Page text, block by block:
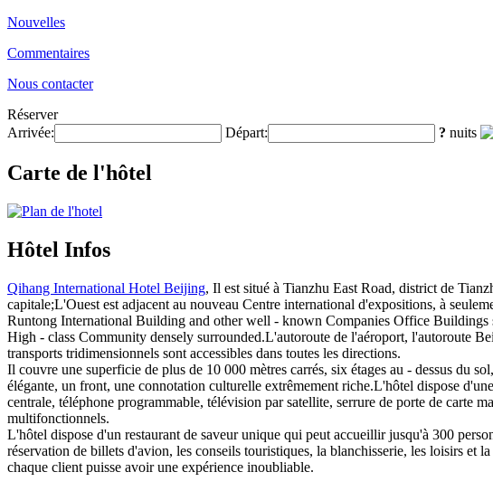
Nouvelles
Commentaires
Nous contacter
Réserver
Arrivée:
Départ: ? nuits
Carte de l'hôtel
Hôtel Infos
Qihang International Hotel Beijing, Il est situé à Tianzhu East Road, district de
capitale;L'Ouest est adjacent au nouveau Centre international d'expositions, à
Runtong International Building and other well - known Companies Office
High - class Community densely surrounded.L'autoroute de l'aéroport, l'autoroute
transports tridimensionnels sont accessibles dans toutes les directions.
Il couvre une superficie de plus de 10 000 mètres carrés, six étages au - dessus du
élégante, un front, une connotation culturelle extrêmement riche.L'hôtel dispose
centrale, téléphone programmable, télévision par satellite, serrure de porte de carte
multifonctionnels.
L'hôtel dispose d'un restaurant de saveur unique qui peut accueillir jusqu'à 300
réservation de billets d'avion, les conseils touristiques, la blanchisserie, les loisirs et
chaque client puisse avoir une expérience inoubliable.